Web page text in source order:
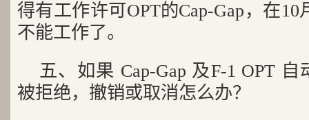
得有工作许可OPT的Cap-Gap，在
不能工作了。
五、如果 Cap-Gap 及F-1 OPT
被拒绝，撤销或取消怎么办？